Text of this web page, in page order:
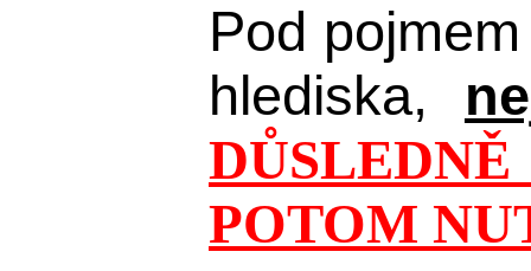
Pod pojmem
hlediska,
POTOM